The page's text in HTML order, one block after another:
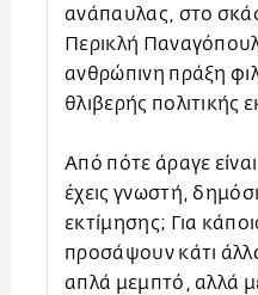
ανάπαυλας, στο
Περικλή
ανθρώπινη πράξη
θλιβερής πολιτικής
Από πότε άραγε
έχεις γνωστή,
εκτίμησης; Για
προσάψουν κάτι
απλά μεμπτό, αλλά